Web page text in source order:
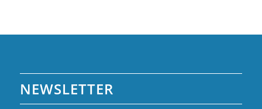
NEWSLETTER